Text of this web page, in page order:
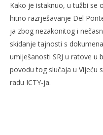
Kako je istaknuo, u tužbi se
hitno razrješavanje Del
ja zbog nezakonitog i
skidanje tajnosti s
umiješanosti SRJ u ratove u
povodu tog slučaja u Vijeću
radu ICTY-ja.